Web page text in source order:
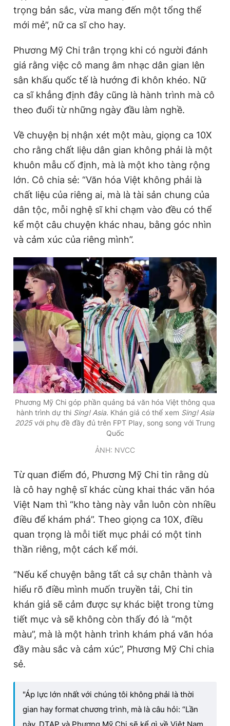
trọng bản sắc, vừa mang đến một tổng thể
mới mẻ”, nữ ca sĩ cho hay.
Phương Mỹ Chi trân trọng khi có người đánh
giá rằng việc cô mang âm nhạc dân gian lên
sân khấu quốc tế là hướng đi khôn khéo. Nữ
ca sĩ khẳng định đây cũng là hành trình mà cô
theo đuổi từ những ngày đầu làm nghề.
Về chuyện bị nhận xét một màu, giọng ca 10X
cho rằng chất liệu dân gian không phải là một
khuôn mẫu cố định, mà là một kho tàng rộng
lớn. Cô chia sẻ: “Văn hóa Việt không phải là
chất liệu của riêng ai, mà là tài sản chung của
dân tộc, mỗi nghệ sĩ khi chạm vào đều có thể
kể một câu chuyện khác nhau, bằng góc nhìn
và cảm xúc của riêng mình”.
Phương Mỹ Chi góp phần quảng bá văn hóa Việt thông qua
hành trình dự thi Sing! Asia. Khán giả có thể xem Sing! Asia
2025với phụ đề đầy đủ trên FPT Play, song song với Trung
Quốc
ẢNH: NVCC
Từ quan điểm đó, Phương Mỹ Chi tin rằng dù
là cô hay nghệ sĩ khác cùng khai thác văn hóa
Việt Nam thì “kho tàng này vẫn luôn còn nhiều
điều để khám phá”. Theo giọng ca 10X, điều
quan trọng là mỗi tiết mục phải có một tinh
thần riêng, một cách kể mới.
“Nếu kể chuyện bằng tất cả sự chân thành và
hiểu rõ điều mình muốn truyền tải, Chi tin
khán giả sẽ cảm được sự khác biệt trong từng
tiết mục và sẽ không còn thấy đó là “một
màu”, mà là một hành trình khám phá văn hóa
đầy màu sắc và cảm xúc”, Phương Mỹ Chi chia
sẻ.
"Áp lực lớn nhất với chúng tôi không phải là thời
gian hay format chương trình, mà là câu hỏi: “Lần
này, DTAP và Phương Mỹ Chi sẽ kể gì về Việt Nam